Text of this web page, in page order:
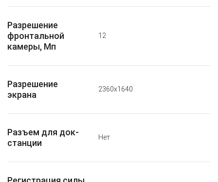
Разрешение
фронтальной
камеры, Мп
12
Разрешение
экрана
2360x1640
Разъем для док-
станции
Нет